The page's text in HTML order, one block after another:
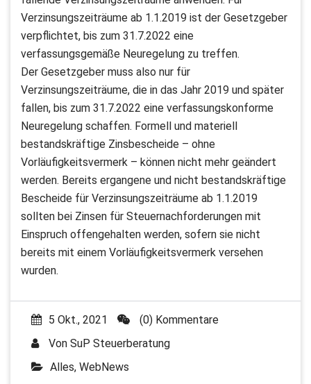
Verzinsungszeiträume ab 1.1.2019 ist der Gesetzgeber
verpflichtet, bis zum 31.7.2022 eine
verfassungsgemäße Neuregelung zu treffen.
Der Gesetzgeber muss also nur für
Verzinsungszeiträume, die in das Jahr 2019 und später
fallen, bis zum 31.7.2022 eine verfassungskonforme
Neuregelung schaffen. Formell und materiell
bestandskräftige Zinsbescheide – ohne
Vorläufigkeitsvermerk – können nicht mehr geändert
werden. Bereits ergangene und nicht bestandskräftige
Bescheide für Verzins­ungszeiträume ab 1.1.2019
sollten bei Zinsen für Steuernachforderungen mit
Einspruch offengehalten werden, sofern sie nicht
bereits mit einem Vorläufigkeitsvermerk versehen
wurden.
5 Okt., 2021
(0) Kommentare
Von SuP Steuerberatung
Alles, WebNews